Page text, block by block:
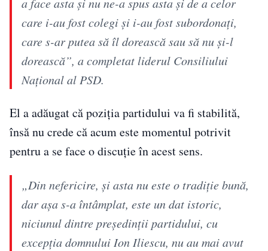
a face asta şi nu ne-a spus asta şi de a celor
care i-au fost colegi şi i-au fost subordonaţi,
care s-ar putea să îl dorească sau să nu şi-l
dorească”, a completat liderul Consiliului
Naţional al PSD.
El a adăugat că poziţia partidului va fi stabilită,
însă nu crede că acum este momentul potrivit
pentru a se face o discuţie în acest sens.
„Din nefericire, şi asta nu este o tradiţie bună,
dar aşa s-a întâmplat, este un dat istoric,
niciunul dintre preşedinţii partidului, cu
excepţia domnului Ion Iliescu, nu au mai avut